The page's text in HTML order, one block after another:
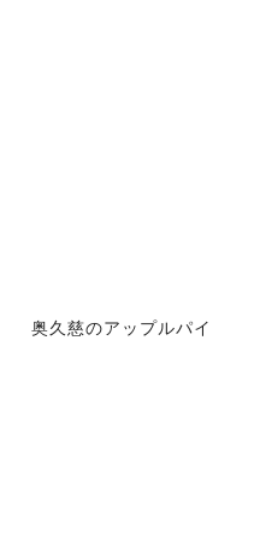
奥久慈のアップルパイ